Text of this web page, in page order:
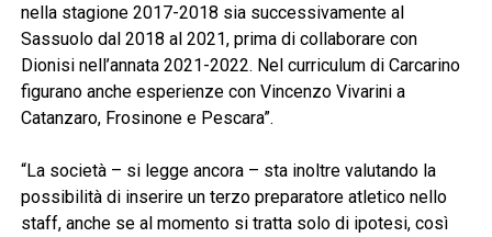
nella stagione 2017-2018 sia successivamente al
Sassuolo dal 2018 al 2021, prima di collaborare con
Dionisi nell’annata 2021-2022. Nel curriculum di Carcarino
figurano anche esperienze con Vincenzo Vivarini a
Catanzaro, Frosinone e Pescara”.
“La società – si legge ancora – sta inoltre valutando la
possibilità di inserire un terzo preparatore atletico nello
staff, anche se al momento si tratta solo di ipotesi, così